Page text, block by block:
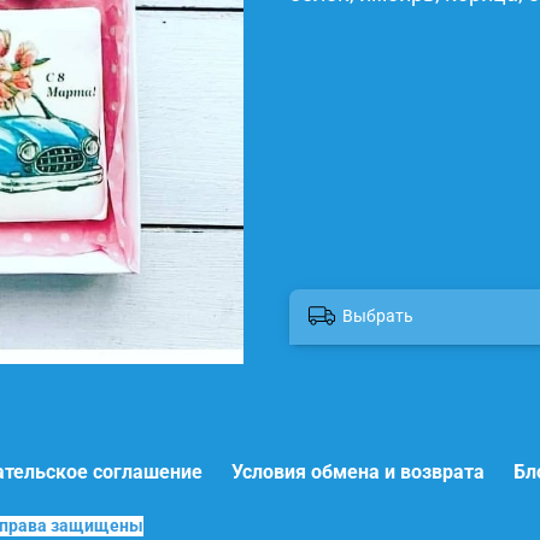
Выбрать
соглашение Условия обмена и возврата
права защищены